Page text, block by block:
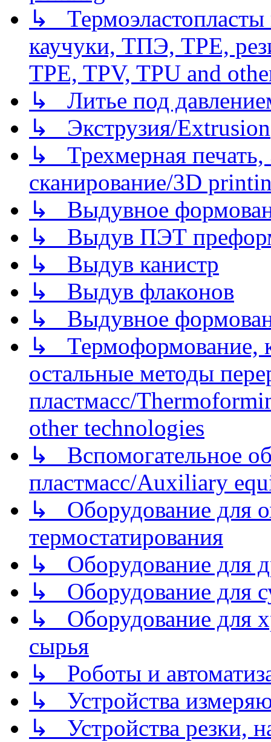
↳
каучуки, ТПЭ, TPE,
TPE, TPV, TPU and
↳ Литье под
↳ Экструзия/Extrusion
↳ Трехмерная
сканирование/3D
↳ Выдувное
↳ Выдув ПЭТ
↳ Выдув канистр
↳ Выдув флаконов
↳ Выдувное
↳ Термоформование,
остальные методы
пластмасс/
other technologies
↳ Вспомогательное
пластмасс/Auxiliary
↳ Оборудование для
термостатирования
↳ Оборудование для
↳ Оборудование для
↳ Оборудование для
сырья
↳ Роботы и
↳ Устройства
↳ Устройства резки,